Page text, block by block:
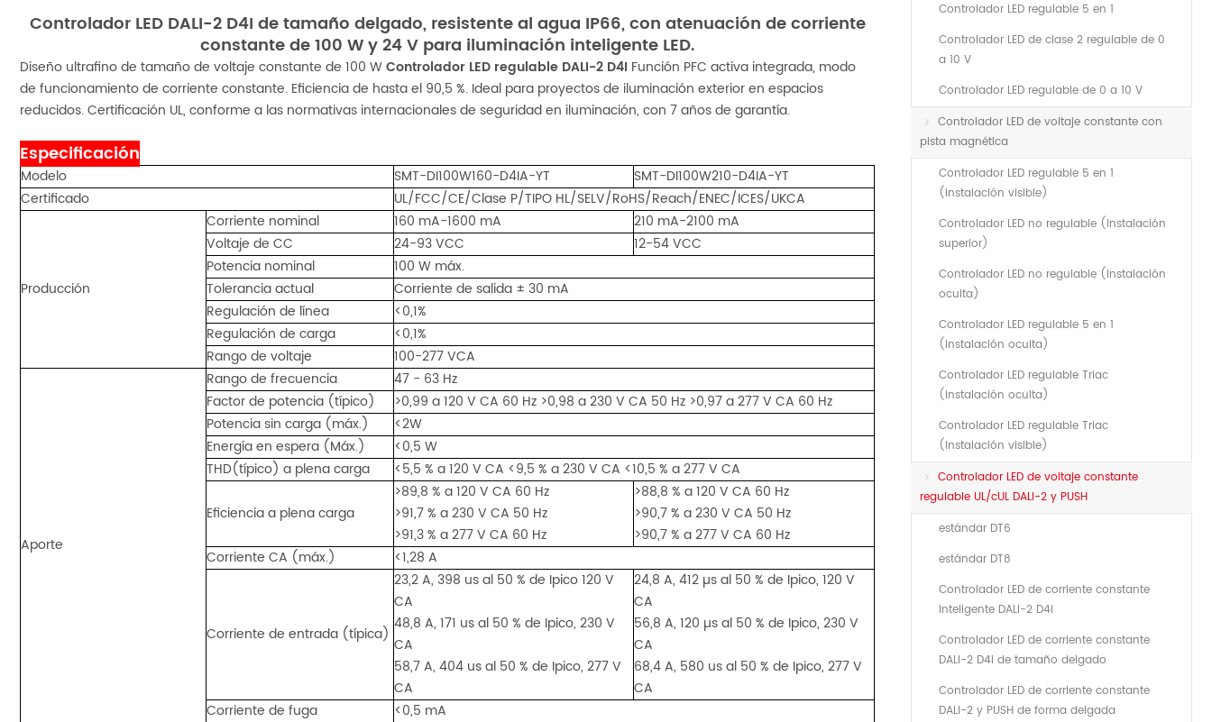
Controlador LED DALI-2 D4I de tamaño delgado, resistente al agua IP66, con atenuación de corriente
constante de 100 W y 24 V para iluminación inteligente LED.
Diseño ultrafino de tamaño de voltaje constante de 100 WControlador LED regulable DALI-2 D4I Función PFC activa integrada, modo
de funcionamiento de corriente constante. Eficiencia de hasta el 90,5 %. Ideal para proyectos de iluminación exterior en espacios
reducidos. Certificación UL, conforme a las normativas internacionales de seguridad en iluminación, con 7 años de garantía.
Especificación
Modelo SMT-DI100W160-D4IA-YT
SMT-DI100W210-D4IA-YT
Certificado
UL/FCC/CE/Clase P/TIPO HL/SELV/RoHS/Reach/ENEC/ICES/UKCA
Producción
Corriente nominal 160 mA-1600 mA
210 mA-2100 mA
Voltaje de CC
24-93 VCC
12-54 VCC
Potencia nominal
100 W máx.
Tolerancia actual
Corriente de salida ± 30 mA
Regulación de línea
<0,1%
Regulación de carga
<0,1%
Rango de voltaje
100-277 VCA
Aporte
Rango de frecuencia
47 - 63 Hz
Factor de potencia (típico)
>0,99 a 120 V CA 60 Hz >0,98 a 230 V CA 50 Hz >0,97 a 277 V CA 60 Hz
Potencia sin carga (máx.)
<2W
Energía en espera (Máx.)
<0,5 W
THD(típico) a plena carga
<5,5 % a 120 V CA <9,5 % a 230 V CA <10,5 % a 277 V CA
Eficiencia a plena carga
>89,8 % a 120 V CA 60 Hz
>91,7 % a 230 V CA 50 Hz
>91,3 % a 277 V CA 60 Hz
>88,8 % a 120 V CA 60 Hz
>90,7 % a 230 V CA 50 Hz
>90,7 % a 277 V CA 60 Hz
Corriente CA (máx.)
<1,28 A
Corriente de entrada (típica)
23,2 A, 398 us al 50 % de Ipico 120 V
CA
48,8 A, 171 us al 50 % de Ipico, 230 V
CA
58,7 A, 404 us al 50 % de Ipico, 277 V
CA
24,8 A, 412 µs al 50 % de Ipico, 120 V
CA
56,8 A, 120 µs al 50 % de Ipico, 230 V
CA
68,4 A, 580 us al 50 % de Ipico, 277 V
CA
Corriente de fuga
<0,5 mA
Controlador LED regulable 5 en 1
Controlador LED de clase 2 regulable de 0
a 10 V
Controlador LED regulable de 0 a 10 V
Controlador LED de voltaje constante con
pista magnética
Controlador LED regulable 5 en 1
(instalación visible)
Controlador LED no regulable (instalación
superior)
Controlador LED no regulable (instalación
oculta)
Controlador LED regulable 5 en 1
(instalación oculta)
Controlador LED regulable Triac
(instalación oculta)
Controlador LED regulable Triac
(instalación visible)
Controlador LED de voltaje constante
regulable UL/cUL DALI-2 y PUSH
estándar DT6
estándar DT8
Controlador LED de corriente constante
inteligente DALI-2 D4i
Controlador LED de corriente constante
DALI-2 D4i de tamaño delgado
Controlador LED de corriente constante
DALI-2 y PUSH de forma delgada